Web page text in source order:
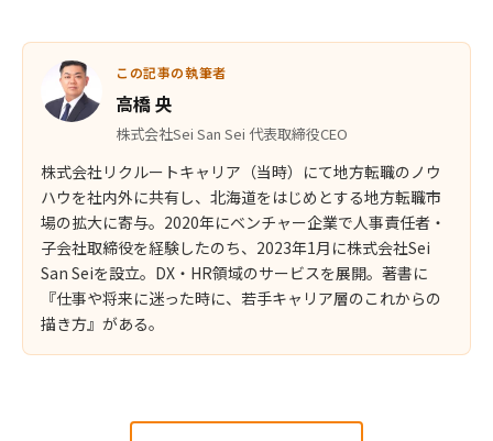
この記事の執筆者
高橋 央
株式会社Sei San Sei 代表取締役CEO
株式会社リクルートキャリア（当時）にて地方転職のノウ
ハウを社内外に共有し、北海道をはじめとする地方転職市
場の拡大に寄与。2020年にベンチャー企業で人事責任者・
子会社取締役を経験したのち、2023年1月に株式会社Sei
San Seiを設立。DX・HR領域のサービスを展開。著書に
『仕事や将来に迷った時に、若手キャリア層のこれからの
描き方』がある。